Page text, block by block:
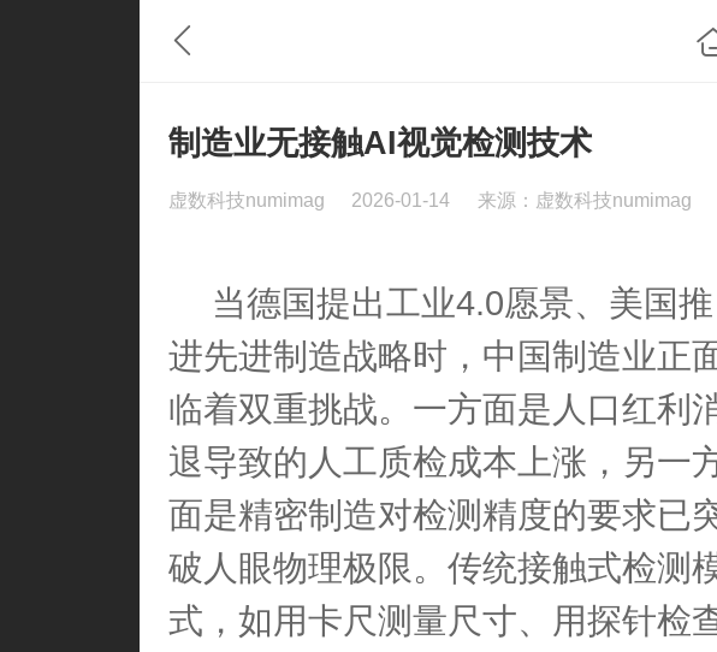
制造业无接触AI视觉检测技术
虚数科技numimag 2026-01-14 来源：虚数科技numimag
当德国提出工业4.0愿景、美国推
进先进制造战略时，中国制造业正
临着双重挑战。一方面是人口红利
退导致的人工质检成本上涨，另一
面是精密制造对检测精度的要求已
破人眼物理极限。传统接触式检测
式，如用卡尺测量尺寸、用探针检